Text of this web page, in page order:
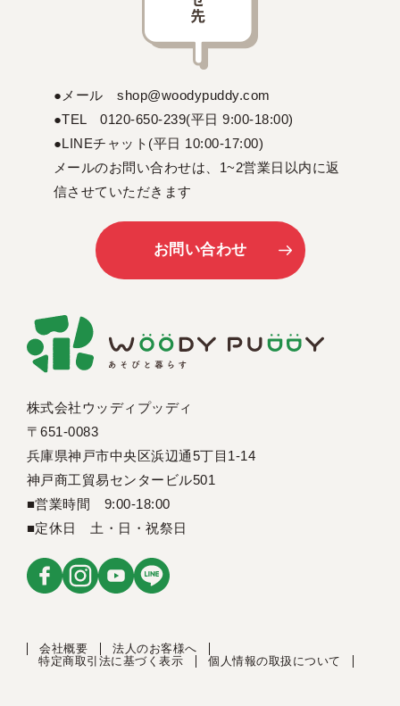
株式会社ウッディプッディ
〒651-0083
兵庫県神戸市中央区浜辺通5丁目1-14
神戸商工貿易センタービル501
■営業時間 9:00-18:00
■定休日 土・日・祝祭日
●メール shop@woodypuddy.com
●TEL 0120-650-239(平日 9:00-18:00)
●LINEチャット(平日 10:00-17:00)
メールのお問い合わせは、1~2営業日以内に返
信させていただきます
お問い合わせ
会社概要
法人のお客様へ
特定商取引法に基づく表示
個人情報の取扱について